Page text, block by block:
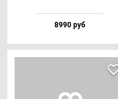
8990 руб